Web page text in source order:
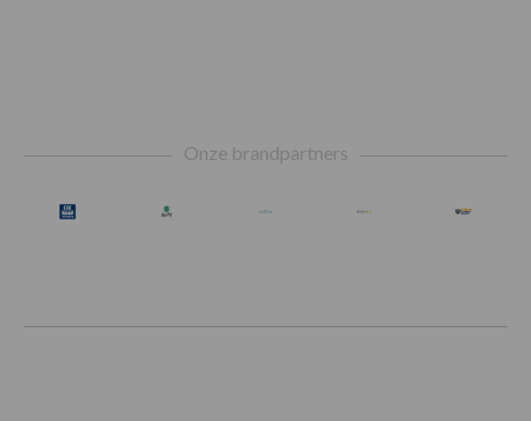
Onze brandpartners